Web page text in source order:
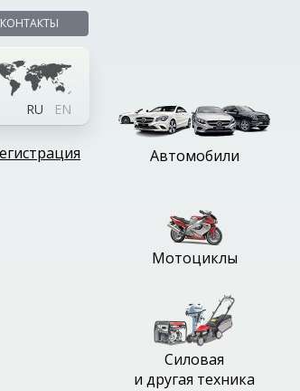
КОНТАКТЫ
RU EN
Автомобили
Мотоциклы
Силовая
и другая техника